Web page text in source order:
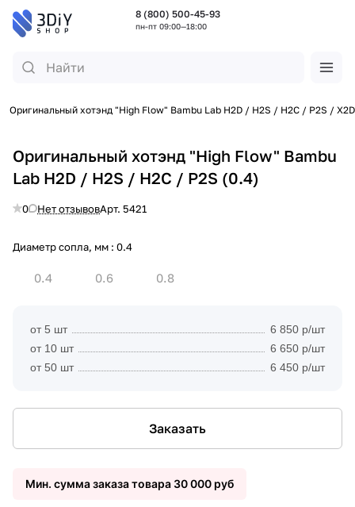
8 (800) 500-45-93
пн-пт 09:00—18:00
Оригинальный хотэнд "High Flow" Bambu Lab H2D / H2S / H2C / P2S / X2D
Оригинальный хотэнд "High Flow" Bambu
Lab H2D / H2S / H2C / P2S (0.4)
0 Нет отзывовАрт. 5421
Диаметр сопла, мм : 0.4
0.4 0.6 0.8
от 5 шт
6 850 р/шт
от 10 шт
6 650 р/шт
от 50 шт
6 450 р/шт
Заказать
Мин. сумма заказа товара 30 000 руб